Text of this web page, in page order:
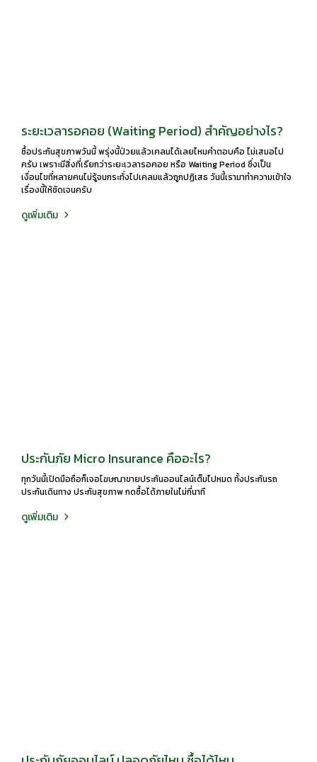
ระยะเวลารอคอย (Waiting Period) สำคัญอย่างไร?
ซื้อประกันสุขภาพวันนี้ พรุ่งนี้ป่วยแล้วเคลมได้เลยไหมคำตอบคือ ไม่เสมอไป
ครับ เพราะมีสิ่งที่เรียกว่าระยะเวลารอคอย หรือ Waiting Period ซึ่งเป็น
เงื่อนไขที่หลายคนไม่รู้จนกระทั่งไปเคลมแล้วถูกปฏิเสธ วันนี้เรามาทำความเข้าใจ
เรื่องนี้ให้ชัดเจนครับ
ดูเพิ่มเติม
ประกันภัย Micro Insurance คืออะไร?
ทุกวันนี้เปิดมือถือก็เจอโฆษณาขายประกันออนไลน์เต็มไปหมด ทั้งประกันรถ
ประกันเดินทาง ประกันสุขภาพ กดซื้อได้ภายในไม่กี่นาที
ดูเพิ่มเติม